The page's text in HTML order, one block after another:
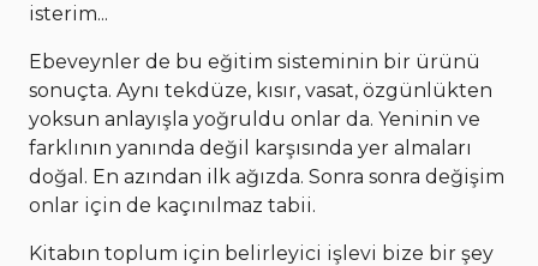
isterim...
Ebeveynler de bu eğitim sisteminin bir ürünü
sonuçta. Aynı tekdüze, kısır, vasat, özgünlükten
yoksun anlayışla yoğruldu onlar da. Yeninin ve
farklının yanında değil karşısında yer almaları
doğal. En azından ilk ağızda. Sonra sonra değişim
onlar için de kaçınılmaz tabii.
Kitabın toplum için belirleyici işlevi bize bir şey